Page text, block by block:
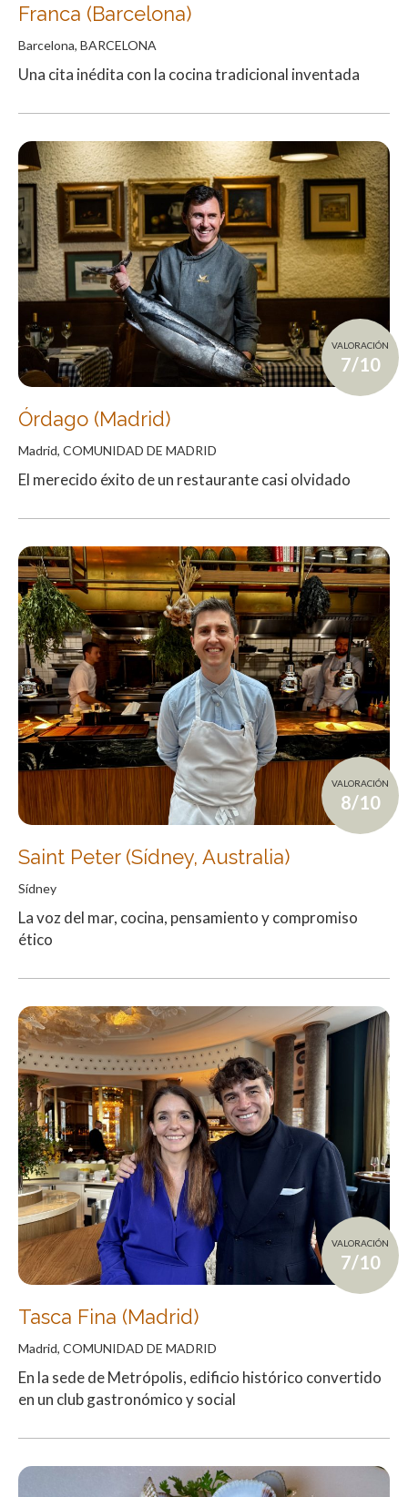
Franca (Barcelona)
Barcelona, BARCELONA
Una cita inédita con la cocina tradicional inventada
VALORACIÓN
7/10
Órdago (Madrid)
Madrid, COMUNIDAD DE MADRID
El merecido éxito de un restaurante casi olvidado
VALORACIÓN
8/10
Saint Peter (Sídney, Australia)
Sídney
La voz del mar, cocina, pensamiento y compromiso
ético
VALORACIÓN
7/10
Tasca Fina (Madrid)
Madrid, COMUNIDAD DE MADRID
En la sede de Metrópolis, edificio histórico convertido
en un club gastronómico y social